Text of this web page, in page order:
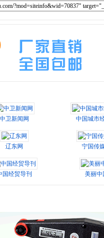
中卫新闻网 中国城市
辽东网 宁国传
国经贸导刊 美丽中